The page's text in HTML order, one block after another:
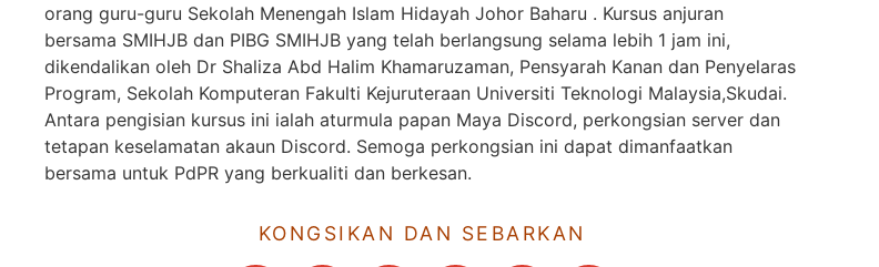
orang guru-guru Sekolah Menengah Islam Hidayah Johor Baharu . Kursus anjuran
bersama SMIHJB dan PIBG SMIHJB yang telah berlangsung selama lebih 1 jam ini,
dikendalikan oleh Dr Shaliza Abd Halim Khamaruzaman, Pensyarah Kanan dan Penyelaras
Program, Sekolah Komputeran Fakulti Kejuruteraan Universiti Teknologi Malaysia,Skudai.
Antara pengisian kursus ini ialah aturmula papan Maya Discord, perkongsian server dan
tetapan keselamatan akaun Discord. Semoga perkongsian ini dapat dimanfaatkan
bersama untuk PdPR yang berkualiti dan berkesan.
KONGSIKAN DAN SEBARKAN